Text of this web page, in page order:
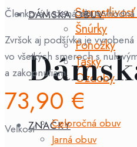
Šnúrky
Ponožky
Tašky
Ozdoby
ZNAČKY
DÁMSKA OBUV
Celoročná obuv
Jarná obuv
Členková kožená obuv
Zvršok aj podšívka je
vo všetkých smeroch s
a zakopnutiam.
73,90 €
Veľkosť